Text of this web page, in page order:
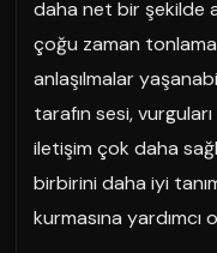
daha net bir şekilde
çoğu zaman
anlaşılmalar
tarafın sesi,
iletişim çok daha
birbirini daha iyi
kurmasına yardımcı